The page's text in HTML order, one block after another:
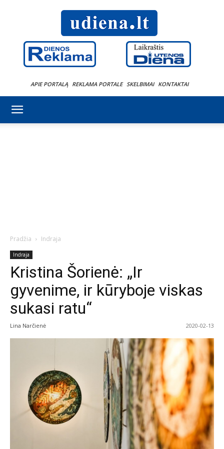
APIE PORTALĄ REKLAMA PORTALE SKELBIMAI KONTAKTAI
Pradžia Indraja
Indraja
Kristina Šorienė: „Ir
gyvenime, ir kūryboje viskas
sukasi ratu“
Lina Narčienė 2020-02-13